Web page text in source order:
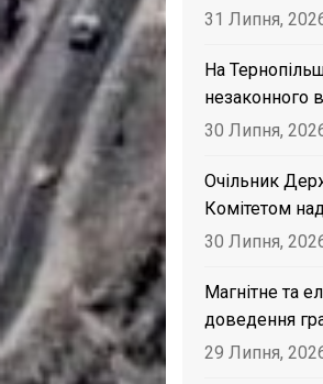
31 Липня,
На
незаконного
30 Липня,
Очільник
Комітетом
30 Липня,
Магнітне та
доведення
29 Липня,